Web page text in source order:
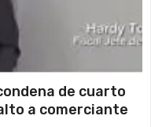
de cuarto
a comerciante